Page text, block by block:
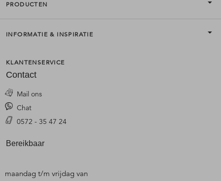
PRODUCTEN
INFORMATIE & INSPIRATIE
KLANTENSERVICE
Contact
Mail ons
Chat
0572 - 35 47 24
Bereikbaar
maandag t/m vrijdag van